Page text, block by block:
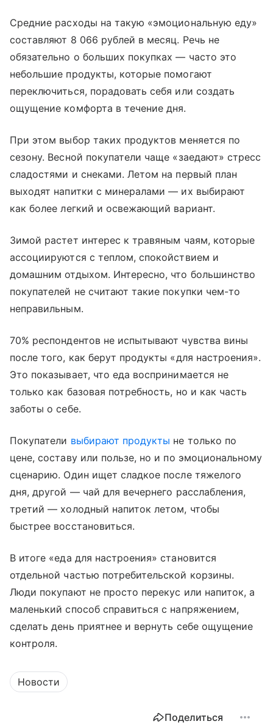
Средние расходы на такую «эмоциональную еду»
составляют 8 066 рублей в месяц. Речь не
обязательно о больших покупках — часто это
небольшие продукты, которые помогают
переключиться, порадовать себя или создать
ощущение комфорта в течение дня.
При этом выбор таких продуктов меняется по
сезону. Весной покупатели чаще «заедают» стресс
сладостями и снеками. Летом на первый план
выходят напитки с минералами — их выбирают
как более легкий и освежающий вариант.
Зимой растет интерес к травяным чаям, которые
ассоциируются с теплом, спокойствием и
домашним отдыхом. Интересно, что большинство
покупателей не считают такие покупки чем-то
неправильным.
70% респондентов не испытывают чувства вины
после того, как берут продукты «для настроения».
Это показывает, что еда воспринимается не
только как базовая потребность, но и как часть
заботы о себе.
Покупатели выбирают продукты не только по
цене, составу или пользе, но и по эмоциональному
сценарию. Один ищет сладкое после тяжелого
дня, другой — чай для вечернего расслабления,
третий — холодный напиток летом, чтобы
быстрее восстановиться.
В итоге «еда для настроения» становится
отдельной частью потребительской корзины.
Люди покупают не просто перекус или напиток, а
маленький способ справиться с напряжением,
сделать день приятнее и вернуть себе ощущение
контроля.
Новости
Поделиться